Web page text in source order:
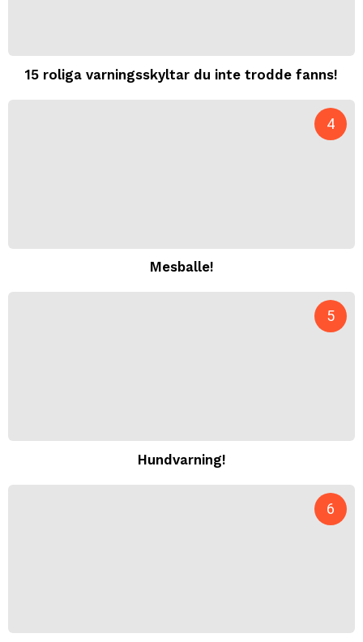
15 roliga varningsskyltar du inte trodde fanns!
Mesballe!
Hundvarning!